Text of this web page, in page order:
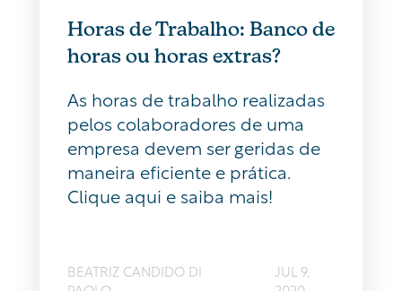
Horas de Trabalho: Banco de
horas ou horas extras?
As horas de trabalho realizadas
pelos colaboradores de uma
empresa devem ser geridas de
maneira eficiente e prática.
Clique aqui e saiba mais!
BEATRIZ CANDIDO DI
JUL 9,